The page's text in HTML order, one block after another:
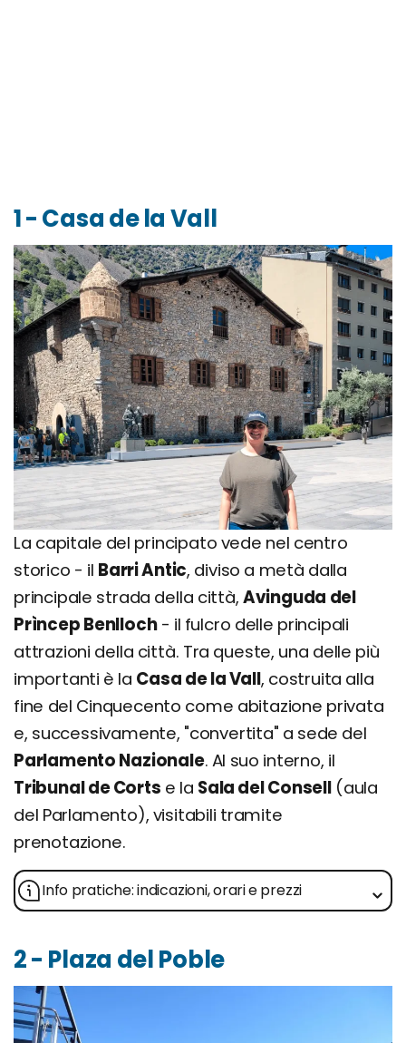
1 - Casa de la Vall
La capitale del principato vede nel centro
storico - il Barri Antic, diviso a metà dalla
principale strada della città, Avinguda del
Prìncep Benlloch- il fulcro delle principali
attrazioni della città. Tra queste, una delle più
importanti è la Casa de la Vall, costruita alla
fine del Cinquecento come abitazione privata
e, successivamente, "convertita" a sede del
Parlamento Nazionale. Al suo interno, il
Tribunal de Corts e la Sala del Consell(aula
del Parlamento), visitabili tramite
prenotazione.
Info pratiche: indicazioni, orari e prezzi
2 - Plaza del Poble